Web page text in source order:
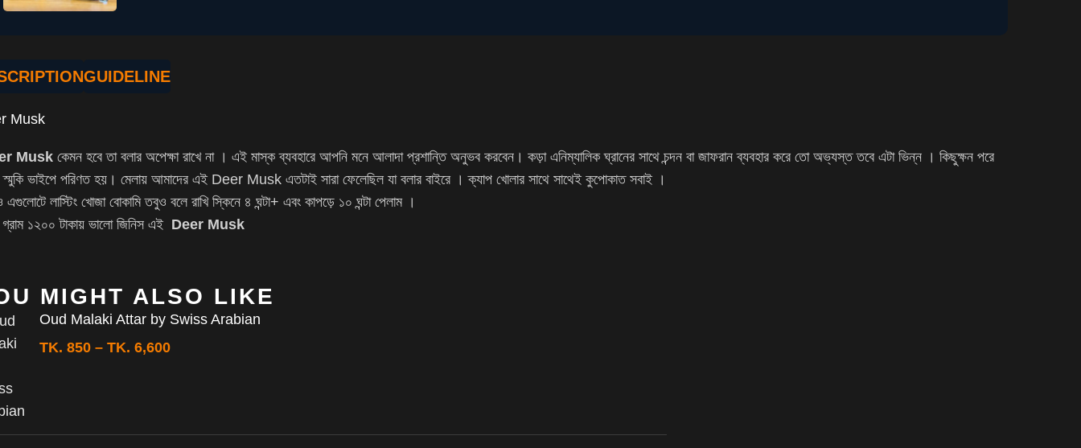
GUIDELINE
Musk
Musk কেমন হবে তা বলার অপেক্ষা রাখে না । এই মাস্ক ব্যবহারে আপনি মনে আলাদা প্রশান্তি অনুভব করবেন। কড়া এনিম্যালিক ঘ্রানের সাথে চন্দন বা জাফরান ব্যবহার করে তো অভ্যস্ত তবে এটা ভিন্ন । কিছুক্ষন পরে
ভাইপে পরিণত হয়। মেলায় আমাদের এই Deer Musk এতটাই সারা ফেলেছিল যা বলার বাইরে । ক্যাপ খোলার সাথে সাথেই কুপোকাত সবাই ।
এগুলোটে লাস্টিং খোজা বোকামি তবুও বলে রাখি স্কিনে ৪ ঘন্টা+ এবং কাপড়ে ১০ ঘন্টা পেলাম ।
১২০০ টাকায় ভালো জিনিস এই Deer Musk
MIGHT ALSO LIKE
Oud Malaki Attar by Swiss Arabian
TK.850 – TK.6,600